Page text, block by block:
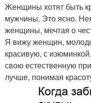
Женщины хотят быть
мужчины. Это ясно.
женщины, мечтая о
Я вижу женщин,
красивую, с
свою естественную
лучше, понимая